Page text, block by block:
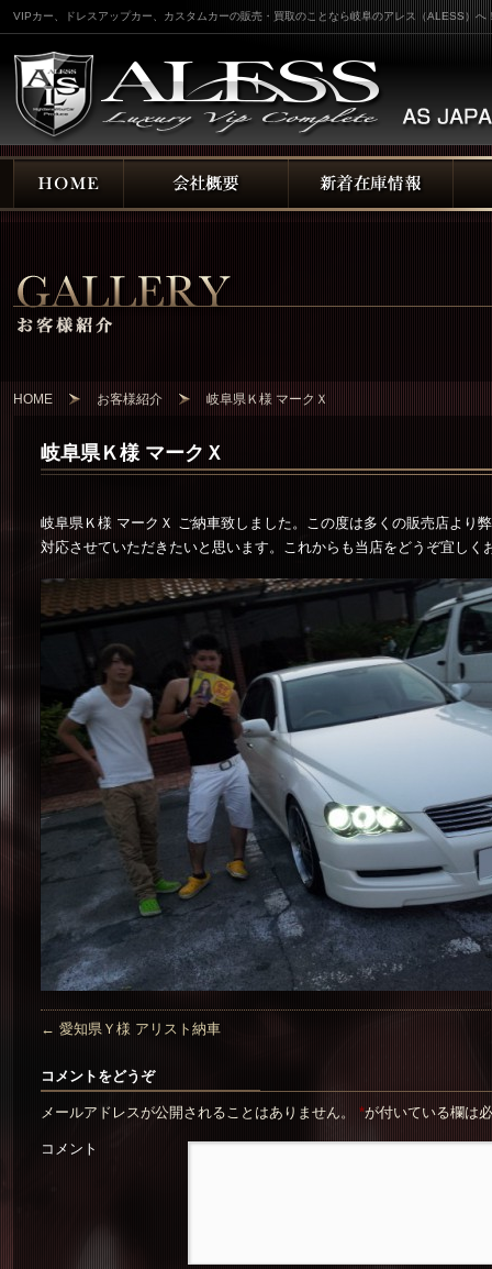
VIPカー、ドレスアップカー、カスタムカーの販売・買取のことなら岐阜のアレス（ALESS）へ
HOME お客様紹介 岐阜県Ｋ様 マークＸ
岐阜県Ｋ様 マークＸ
岐阜県Ｋ様 マークＸ ご納車致しました。この度は多くの販売店より
対応させていただきたいと思います。これからも当店をどうぞ宜し
← 愛知県Ｙ様 アリスト納車
コメントをどうぞ
メールアドレスが公開されることはありません。 *が付いている欄は
コメント